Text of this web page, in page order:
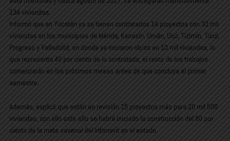
134 viviendas.
Informó que en Yucatán ya se tienen contratados 14 proyectos con 33 mil
viviendas en los municipios de Mérida, Kanasín, Umán, Ucú, Tizimín, Ticul,
Progreso y Valladolid, en donde ya iniciaron obras en 13 mil viviendas, lo
que representa 40 por ciento de lo contratado, el resto de los trabajos
comenzarán en los próximos meses antes de que concluya el primer
semestre.
Además, explicó que están en revisión 15 proyectos más para 20 mil 500
viviendas, con ello este año se habrá iniciado la construcción del 80 por
ciento de la meta sexenal del Infonavit en el estado.